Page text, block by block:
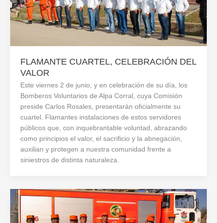
FLAMANTE CUARTEL, CELEBRACIÓN DEL
VALOR
Este viernes 2 de junio, y en celebración de su día, los
Bomberos Voluntarios de Alpa Corral, cuya Comisión
preside Carlos Rosales, presentarán oficialmente su
cuartel. Flamantes instalaciones de estos servidores
públicos que, con inquebrantable voluntad, abrazando
como principios el valor, el sacrificio y la abnegación,
auxilian y protegen a nuestra comunidad frente a
siniestros de distinta naturaleza.